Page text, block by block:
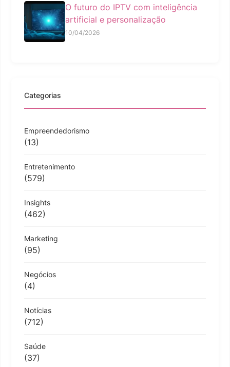
O futuro do IPTV com inteligência
artificial e personalização
10/04/2026
Categorias
Empreendedorismo
(13)
Entretenimento
(579)
Insights
(462)
Marketing
(95)
Negócios
(4)
Notícias
(712)
Saúde
(37)